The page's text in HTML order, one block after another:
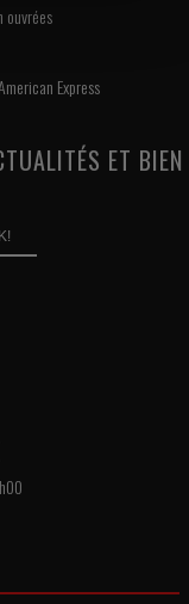
ouvrées
Express
ET BIEN